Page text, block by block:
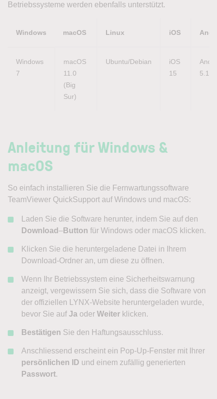
Betriebssysteme werden ebenfalls unterstützt.
Windows macOS Linux iOS
Windows
7
macOS
11.0
(Big
Sur)
Ubuntu/Debian
iOS
15
5.1
Anleitung für Windows &
macOS
So einfach installieren Sie die Fernwartungssoftware
TeamViewer QuickSupport auf Windows und macOS:
Laden Sie die Software herunter, indem Sie auf den
Download –Button für Windows oder macOS klicken.
Klicken Sie die heruntergeladene Datei in Ihrem
Download-Ordner an, um diese zu öffnen.
Wenn Ihr Betriebssystem eine Sicherheitswarnung
anzeigt, vergewissern Sie sich, dass die Software von
der offiziellen LYNX-Website heruntergeladen wurde,
bevor Sie aufJa oder Weiter klicken.
Bestätigen Sie den Haftungsausschluss.
Anschliessend erscheint ein Pop-Up-Fenster mit Ihrer
persönlichen ID und einem zufällig generierten
Passwort.